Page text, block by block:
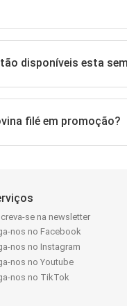
disponíveis esta
filé em promoção?
se na newsletter
nos no Facebook
nos no Instagram
nos no Youtube
nos no TikTok